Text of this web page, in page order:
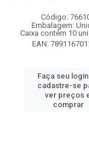
Código:
Embalagem:
Caixa contém 10
EAN:
Faça seu
cadastre-se
ver preços
comprar